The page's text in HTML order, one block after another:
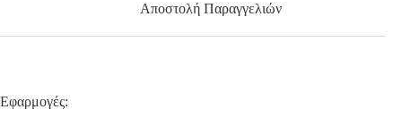
Αποστολή Παραγγελιών
Εφαρμογές: